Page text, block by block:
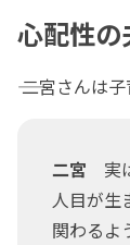
心配性
―― 二宮さんは
二宮 実
人目が生
関わるよ